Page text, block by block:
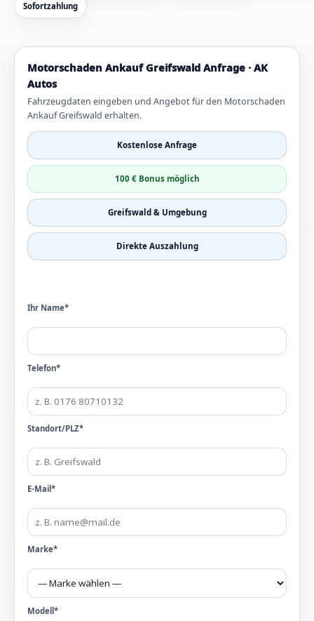
Sofortzahlung
Motorschaden Ankauf Greifswald Anfrage · AK
Autos
Fahrzeugdaten eingeben und Angebot für den Motorschaden
Ankauf Greifswald erhalten.
Kostenlose Anfrage
100 € Bonus möglich
Greifswald & Umgebung
Direkte Auszahlung
Ihr Name*
Telefon*
Standort/PLZ*
E-Mail*
Marke*
Modell*